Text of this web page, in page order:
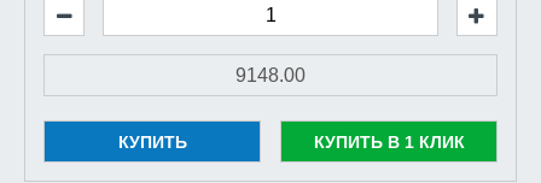
КУПИТЬ КУПИТЬ В 1 КЛИК